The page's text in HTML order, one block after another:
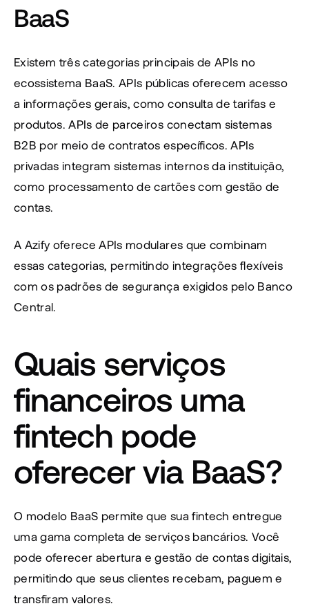
BaaS
Existem três categorias principais de APIs no
ecossistema BaaS. APIs públicas oferecem acesso
a informações gerais, como consulta de tarifas e
produtos. APIs de parceiros conectam sistemas
B2B por meio de contratos específicos. APIs
privadas integram sistemas internos da instituição,
como processamento de cartões com gestão de
contas.
A Azify oferece APIs modulares que combinam
essas categorias, permitindo integrações flexíveis
com os padrões de segurança exigidos pelo Banco
Central.
Quais serviços
financeiros uma
fintech pode
oferecer via BaaS?
O modelo BaaS permite que sua fintech entregue
uma gama completa de serviços bancários. Você
pode oferecer abertura e gestão de contas digitais,
permitindo que seus clientes recebam, paguem e
transfiram valores.